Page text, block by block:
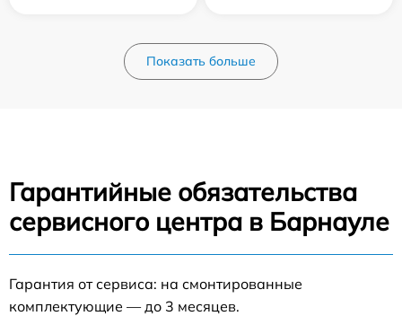
Показать больше
Гарантийные обязательства
сервисного центра в Барнауле
Гарантия от сервиса: на смонтированные
комплектующие — до 3 месяцев.